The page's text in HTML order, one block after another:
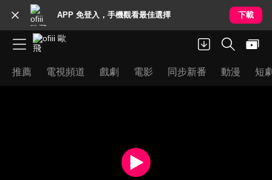
APP 免登入，手機觀看最佳選擇 下載
推薦 電視頻道 戲劇 電影 同步新番 動漫 短